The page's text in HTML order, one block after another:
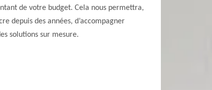
de votre budget. Cela nous permettra,
depuis des années, d’accompagner
solutions sur mesure.